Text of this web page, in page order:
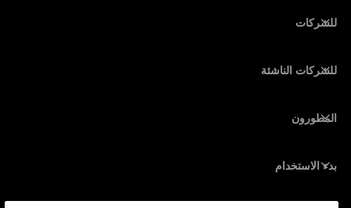
Ledger Nano Classics
الحِزم
جميع المنتجات
محفظة Cardano
محفظة مونيرو
رؤية جميع الأصول
شراء الأصول المشفرة
مبادلة الأصول المشفرة
للشركات
للشركات الناشئة
المطورون
بدء الاستخدام